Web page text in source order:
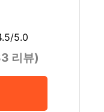
5.0
리뷰)